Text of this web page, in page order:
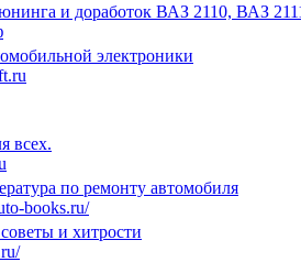
и доработок ВАЗ 2110, ВАЗ
электроники
всех.
по ремонту автомобиля
books.ru/
и хитрости